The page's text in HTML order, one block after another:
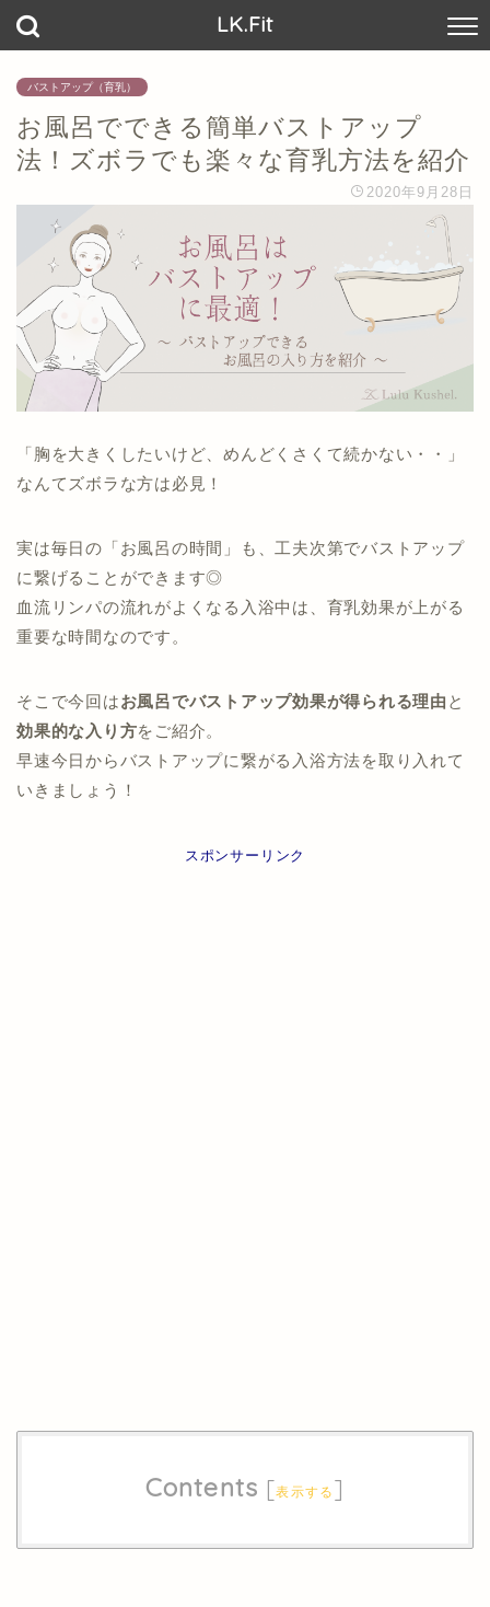
LK.Fit
バストアップ（育乳）
お風呂でできる簡単バストアップ
法！ズボラでも楽々な育乳方法を紹介
2020年9月28日
「胸を大きくしたいけど、めんどくさくて続かない・・」
なんてズボラな方は必見！
実は毎日の「お風呂の時間」も、工夫次第でバストアップ
に繋げることができます◎
血流リンパの流れがよくなる入浴中は、育乳効果が上がる
重要な時間なのです。
そこで今回はお風呂でバストアップ効果が得られる理由 と
効果的な入り方をご紹介。
早速今日からバストアップに繋がる入浴方法を取り入れて
いきましょう！
スポンサーリンク
Contents [表示する ]